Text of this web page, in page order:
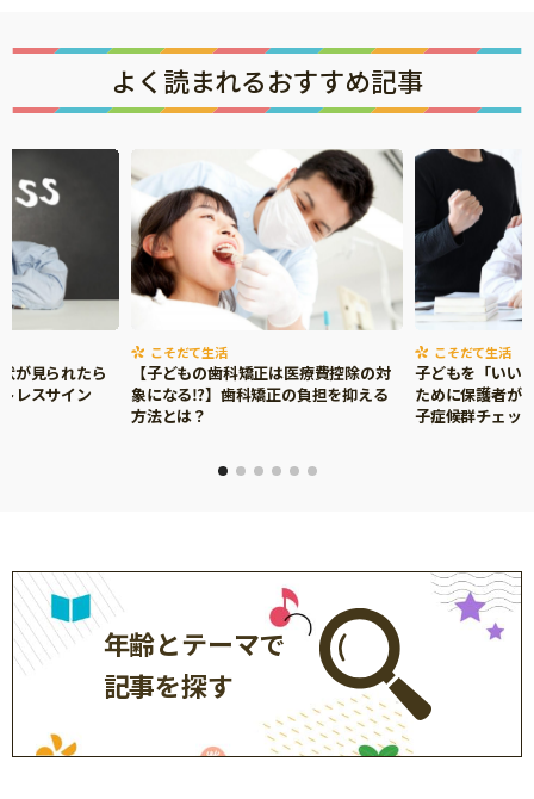
よく読まれるおすすめ記事
が見られたら
レスサイン
こそだて生活
【子どもの歯科矯正は医療費控除の対
象になる⁉】歯科矯正の負担を抑える
方法とは？
こそだて生活
子どもを「いい
ために保護者が
子症候群チェッ
年齢とテーマで
記事を探す